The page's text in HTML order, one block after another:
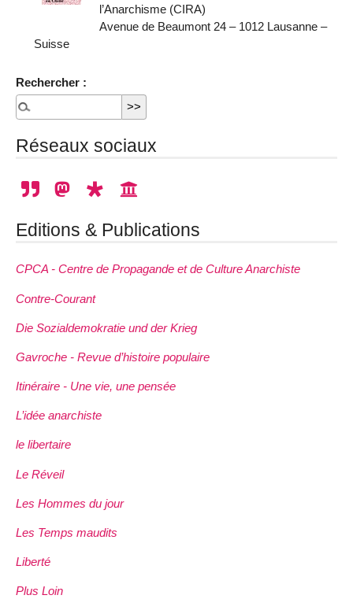
l’Anarchisme (CIRA)
Avenue de Beaumont 24 – 1012 Lausanne –
Suisse
Rechercher :
Réseaux sociaux
Editions & Publications
CPCA - Centre de Propagande et de Culture Anarchiste
Contre-Courant
Die Sozialdemokratie und der Krieg
Gavroche - Revue d’histoire populaire
Itinéraire - Une vie, une pensée
L’idée anarchiste
le libertaire
Le Réveil
Les Hommes du jour
Les Temps maudits
Liberté
Plus Loin